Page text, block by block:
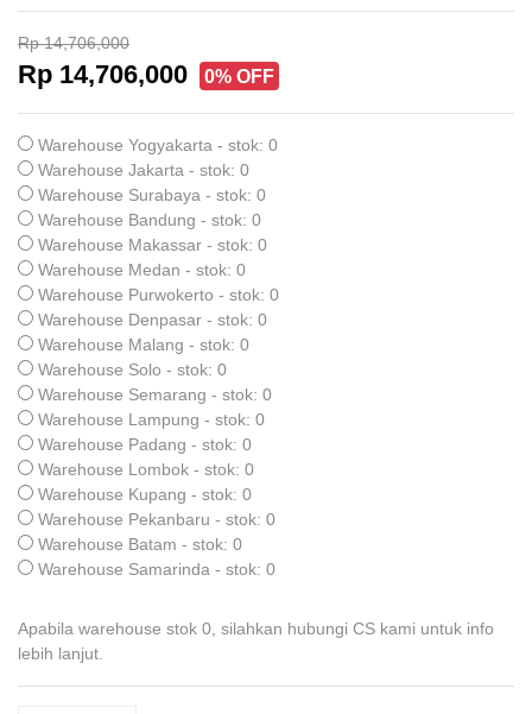
Rp 14,706,000
Rp 14,706,000 0% OFF
Warehouse Yogyakarta - stok: 0
Warehouse Jakarta - stok: 0
Warehouse Surabaya - stok: 0
Warehouse Bandung - stok: 0
Warehouse Makassar - stok: 0
Warehouse Medan - stok: 0
Warehouse Purwokerto - stok: 0
Warehouse Denpasar - stok: 0
Warehouse Malang - stok: 0
Warehouse Solo - stok: 0
Warehouse Semarang - stok: 0
Warehouse Lampung - stok: 0
Warehouse Padang - stok: 0
Warehouse Lombok - stok: 0
Warehouse Kupang - stok: 0
Warehouse Pekanbaru - stok: 0
Warehouse Batam - stok: 0
Warehouse Samarinda - stok: 0
Apabila warehouse stok 0, silahkan hubungi CS kami untuk info
lebih lanjut.